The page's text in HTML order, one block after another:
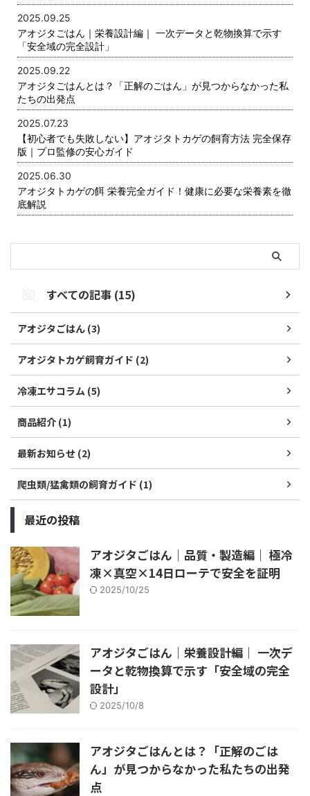
2025.09.25
アオジタごはん｜栄養設計編｜ 一次データと乾物換算で示す
「安全域の完全設計」
2025.09.22
アオジタごはんとは？「正解のごはん」が見つからなかった私
たちの出発点
2025.07.23
【初心者でも失敗しない】アオジタトカゲの飼育方法 完全保存
版｜プロ監修の安心ガイド
2025.06.30
アオジタトカゲの餌 栄養完全ガイド！健康に必要な栄養素を徹
底解説
すべての記事 (15)
アオジタごはん (3)
アオジタトカゲ飼育ガイド (2)
冷凍エサコラム (5)
商品紹介 (1)
最新お知らせ (2)
爬虫類/猛禽類の飼育ガイド (1)
最近の投稿
アオジタごはん｜品質・製造編｜ 極冷
凍×真空×14日ローテで安全を証明
2025/10/25
アオジタごはん｜栄養設計編｜ 一次デ
ータと乾物換算で示す「安全域の完全
設計」
2025/10/8
アオジタごはんとは？「正解のごは
ん」が見つからなかった私たちの出発
点